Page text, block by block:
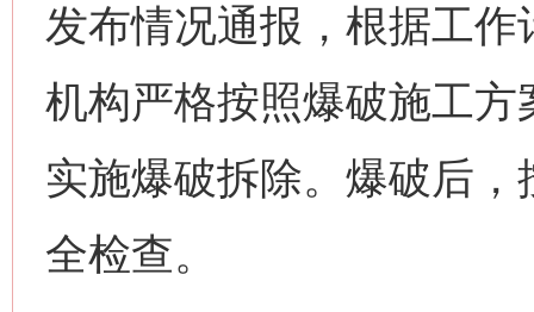
发布情况通报，根据工
机构严格按照爆破施工
实施爆破拆除。爆破后
全检查。